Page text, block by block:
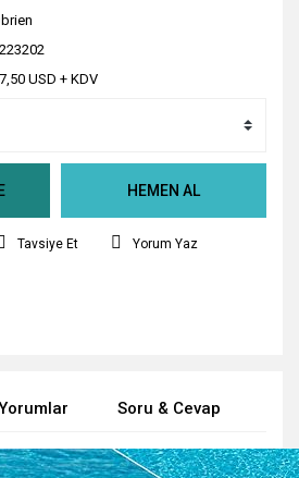
USD + KDV
HEMEN AL
Tavsiye Et Yorum Yaz
Soru & Cevap